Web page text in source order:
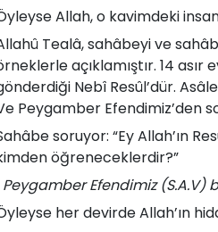
Allah, o kavimdeki
Tealâ, sahâbeyi ve
açıklamıştır. 14
Nebî Resûl’dür.
Peygamber Efendimiz’den
soruyor: “Ey Allah’ın
öğreneceklerdir?”
Peygamber Efendimiz
her devirde Allah’ın